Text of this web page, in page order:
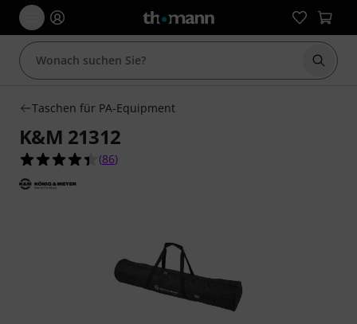
Suche
Taschen für PA-Equipment
K&M 21312
4.4 von 5 Sternen aus 86 Kundenbewertungen
(86)